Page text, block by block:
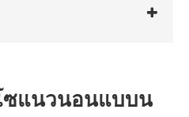
ซแนวนอนแบบน